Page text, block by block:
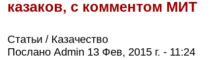
казаков, с комментом МИТ
Статьи / Казачество
Послано Admin 13 Фев, 2015 г. - 11:24